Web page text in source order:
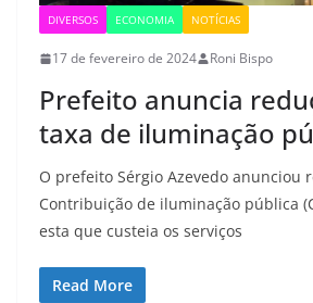
DIVERSOS ECONOMIA NOTÍCIAS
17 de fevereiro de 2024 Roni Bispo
Prefeito anuncia
taxa de iluminação
O prefeito Sérgio Azevedo anunciou
Contribuição de iluminação pública
esta que custeia os serviços
Read More